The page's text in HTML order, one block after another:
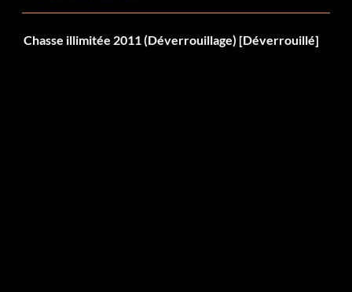
Chasse illimitée 2011 (Déverrouillage) [Déverrouillé]